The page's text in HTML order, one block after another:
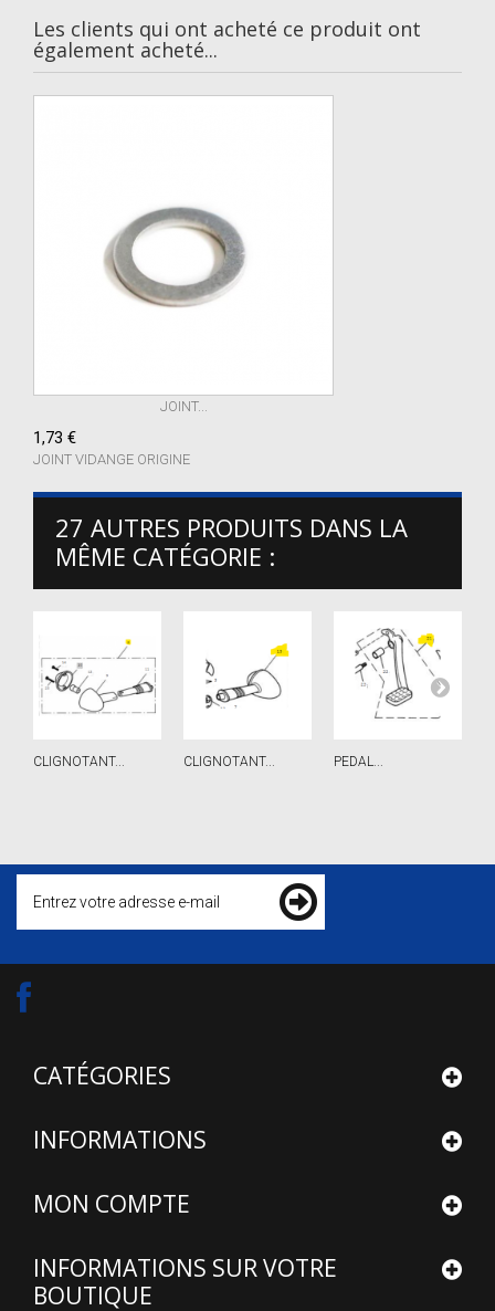
Les clients qui ont acheté ce produit ont
également acheté...
JOINT...
1,73 €
JOINT VIDANGE ORIGINE
27 AUTRES PRODUITS DANS LA
MÊME CATÉGORIE :
CLIGNOTANT... CLIGNOTANT... PEDAL...
CATÉGORIES
INFORMATIONS
MON COMPTE
INFORMATIONS SUR VOTRE
BOUTIQUE